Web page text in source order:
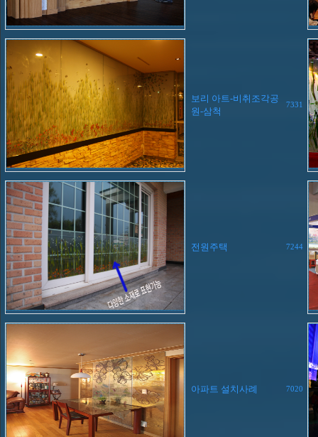
보리 아트-비취조각공
원-삼척
7331
전원주택 7244
아파트 설치사례 7020